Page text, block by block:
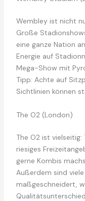
Wembley ist nicht
Große
eine ganze Nation
Energie auf
Mega-Show mit
Tipp: Achte auf
Sichtlinien können
The O2 (London)
The O2 ist
riesiges
gerne Kombis
Außerdem sind
maßgeschneidert,